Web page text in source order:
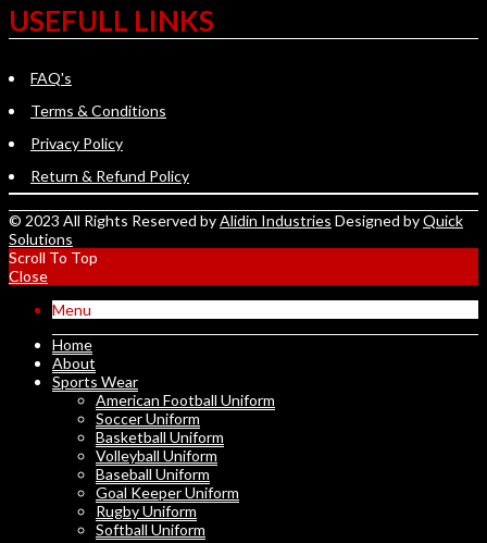
USEFULL LINKS
FAQ's
Terms & Conditions
Privacy Policy
Return & Refund Policy
© 2023 All Rights Reserved byAlidin Industries Designed byQuick
Solutions
Scroll To Top
Close
Menu
Home
About
Sports Wear
American Football Uniform
Soccer Uniform
Basketball Uniform
Volleyball Uniform
Baseball Uniform
Goal Keeper Uniform
Rugby Uniform
Softball Uniform